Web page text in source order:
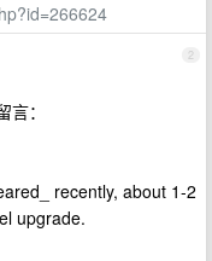
2
：
recently, about 1-2
upgrade.